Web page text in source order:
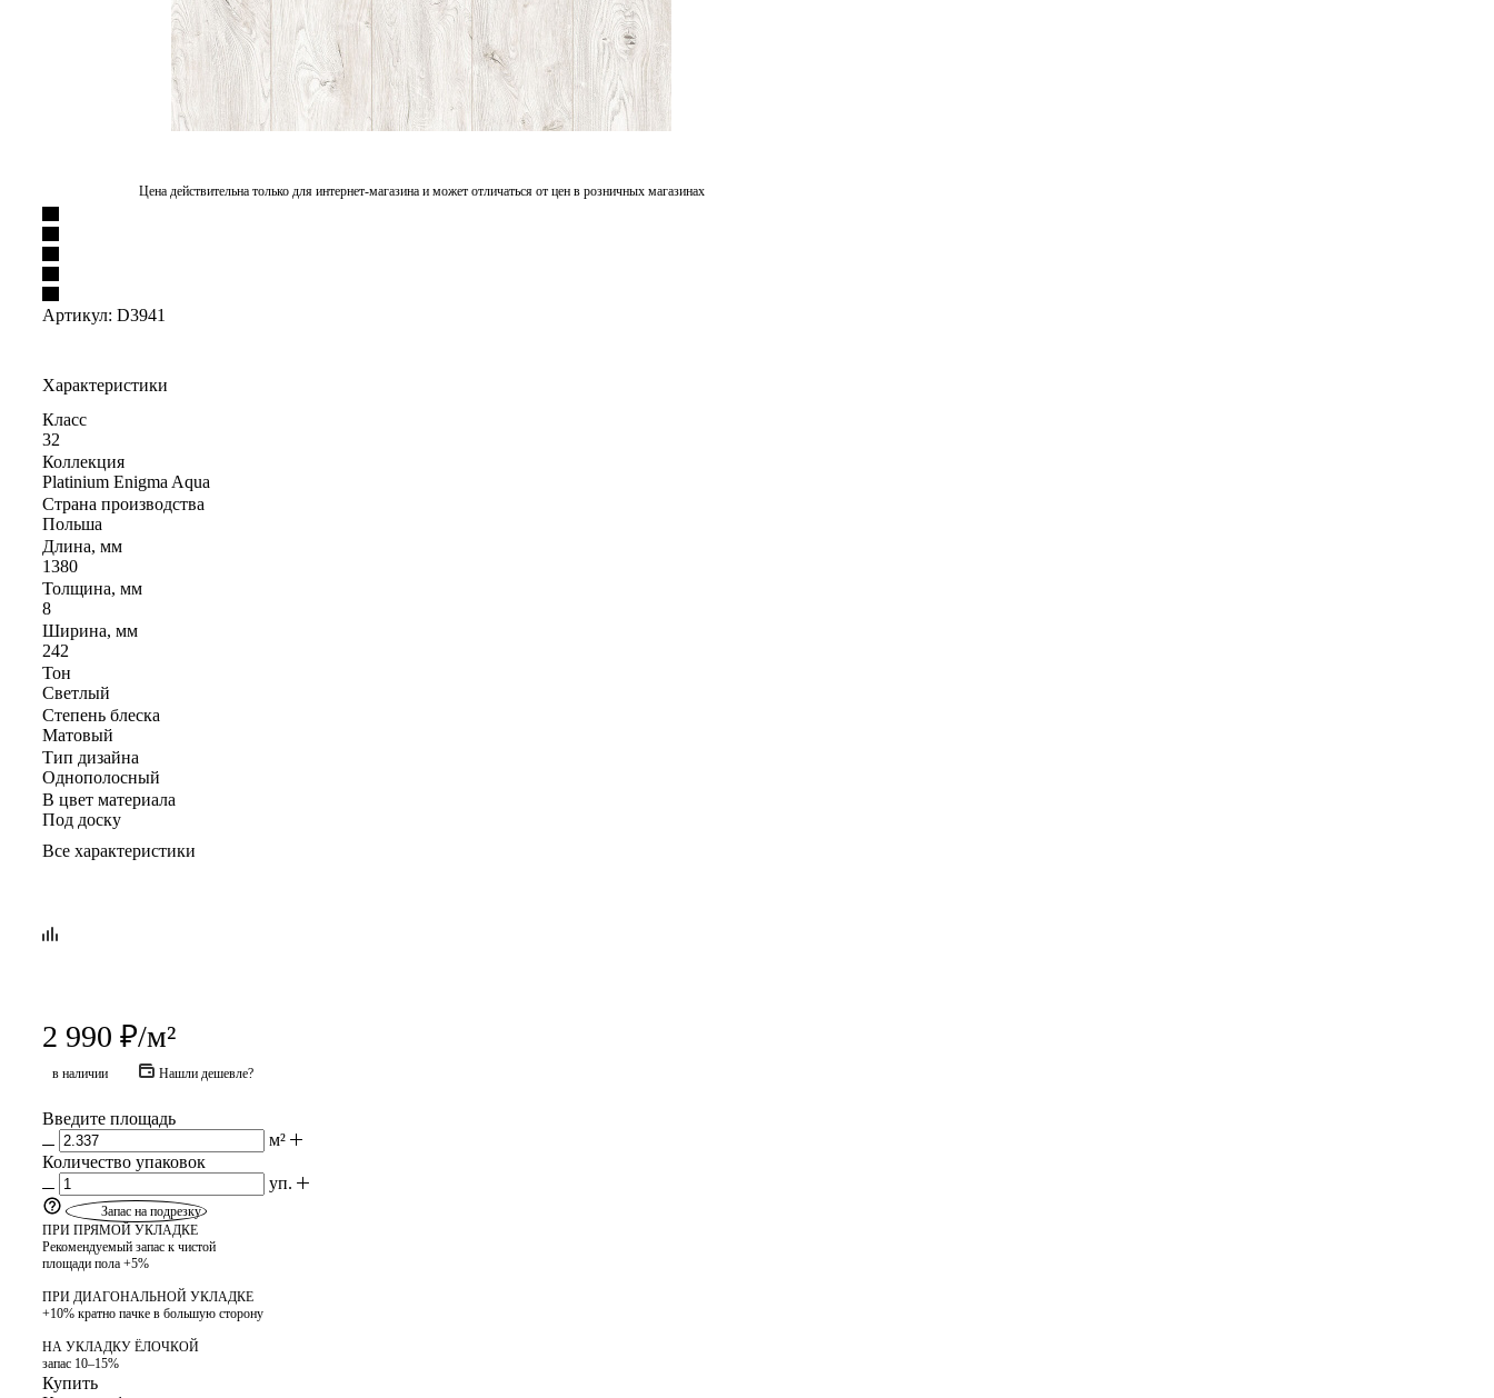
Цена действительна только для интернет-магазина и может отличаться от цен в розничных магазинах
Артикул: D3941
Характеристики
Класс
32
Коллекция
Platinium Enigma Aqua
Страна производства
Польша
Длина, мм
1380
Толщина, мм
8
Ширина, мм
242
Тон
Светлый
Степень блеска
Матовый
Тип дизайна
Однополосный
В цвет материала
Под доску
Все характеристики
2 990 ₽/м²
в наличии Нашли дешевле?
Введите площадь
м²
Количество упаковок
уп.
Запас на подрезку
ПРИ ПРЯМОЙ УКЛАДКЕ
Рекомендуемый запас к чистой
площади пола +5%
ПРИ ДИАГОНАЛЬНОЙ УКЛАДКЕ
+10% кратно пачке в большую сторону
НА УКЛАДКУ ЁЛОЧКОЙ
запас 10–15%
Купить